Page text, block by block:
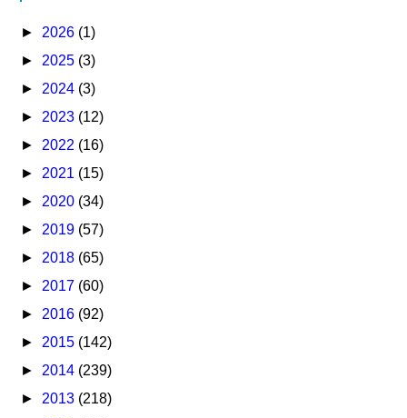
► 2026 (1)
► 2025 (3)
► 2024 (3)
► 2023 (12)
► 2022 (16)
► 2021 (15)
► 2020 (34)
► 2019 (57)
► 2018 (65)
► 2017 (60)
► 2016 (92)
► 2015 (142)
► 2014 (239)
► 2013 (218)